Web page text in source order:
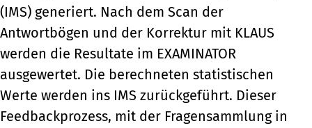
(IMS) generiert. Nach dem Scan der
Antwortbögen und der Korrektur mit KLAUS
werden die Resultate im EXAMINATOR
ausgewertet. Die berechneten statistischen
Werte werden ins IMS zurückgeführt. Dieser
Feedbackprozess, mit der Fragensammlung in